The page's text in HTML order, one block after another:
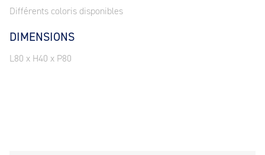
Différents coloris disponibles
DIMENSIONS
L80 x H40 x P80